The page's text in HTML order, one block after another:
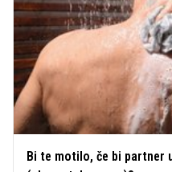
Bi te motilo, če bi partner